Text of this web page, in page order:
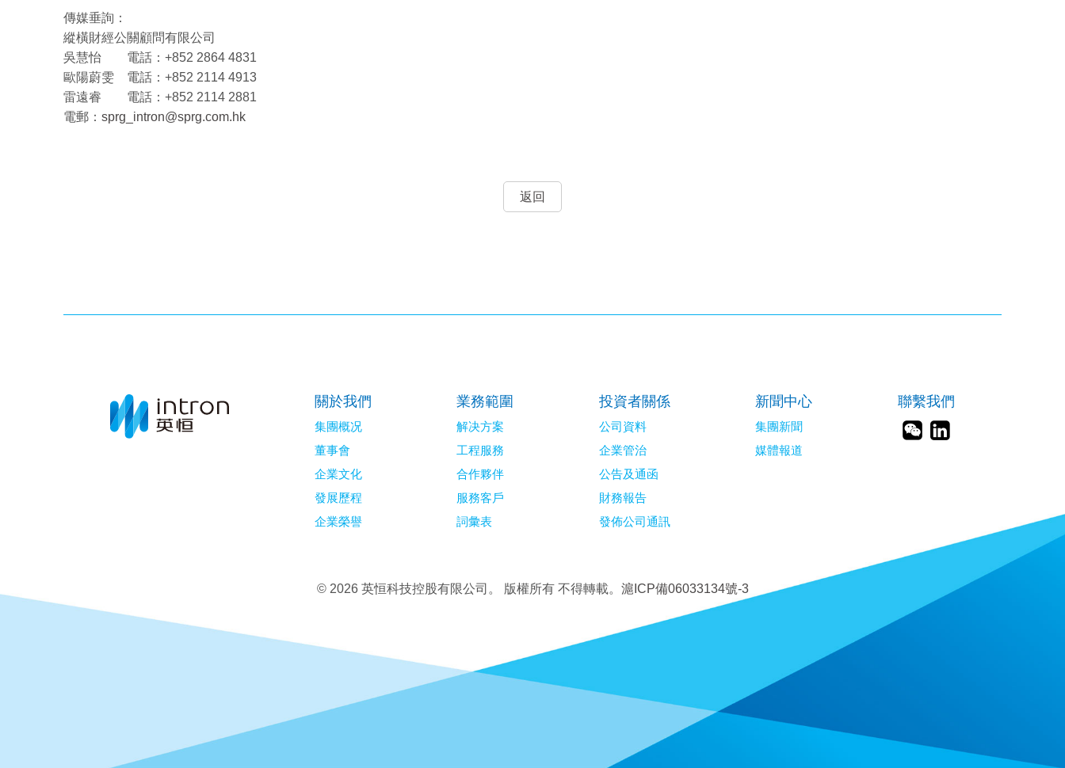
傳媒垂詢：
縱橫財經公關顧問有限公司
吳慧怡 電話：+852 2864 4831
歐陽蔚雯 電話：+852 2114 4913
雷遠睿 電話：+852 2114 2881
電郵： sprg_intron@sprg.com.hk
返回
關於我們
集團概况
董事會
企業文化
發展歷程
企業榮譽
業務範圍
解决方案
工程服務
合作夥伴
服務客戶
詞彙表
投資者關係
公司資料
企業管治
公告及通函
財務報告
發佈公司通訊
新聞中心
集團新聞
媒體報道
聯繫我們
© 2026 英恒科技控股有限公司。 版權所有 不得轉載。 滬ICP備06033134號-3